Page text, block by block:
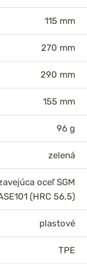
115 mm
270 mm
290 mm
155 mm
96 g
zelená
oceľ SGM
(HRC 56,5)
plastové
TPE